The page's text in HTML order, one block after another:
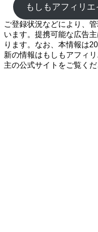
もしもアフィリ
ご登録状況などにより、
います。提携可能な広告
ります。なお、本情報は
新の情報はもしもアフィ
主の公式サイトをご覧くだ